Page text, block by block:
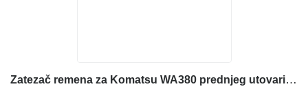
Zatezač remena za Komatsu WA380 prednjeg utovarivača